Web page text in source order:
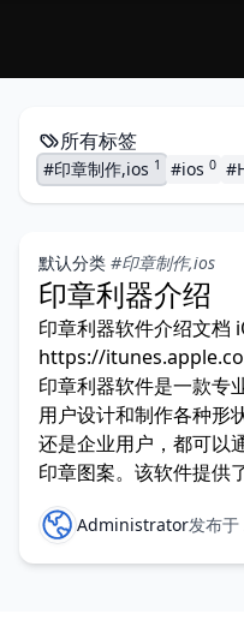
所有标签
#印章制作,ios 1 #ios 0
默认分类 #印章制作,ios
印章利器介绍
印章利器软件介绍文档
https://
印章利器软件是一款专
用户设计和制作各种形
还是企业用户，都可以
印章图案。该软件提供
Administrator发布